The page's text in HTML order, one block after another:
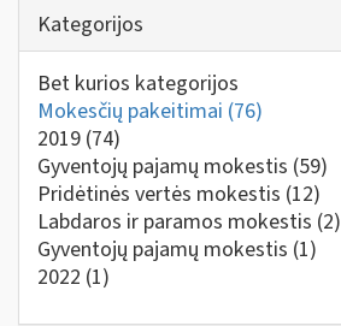
Kategorijos
Bet kurios kategorijos
Mokesčių pakeitimai (76)
2019 (74)
Gyventojų pajamų mokestis (59)
Pridėtinės vertės mokestis (12)
Labdaros ir paramos mokestis (2)
Gyventojų pajamų mokestis (1)
2022 (1)